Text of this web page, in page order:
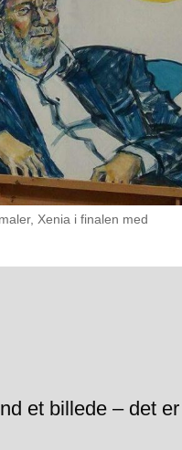
Xenia i finalen med
et billede – det